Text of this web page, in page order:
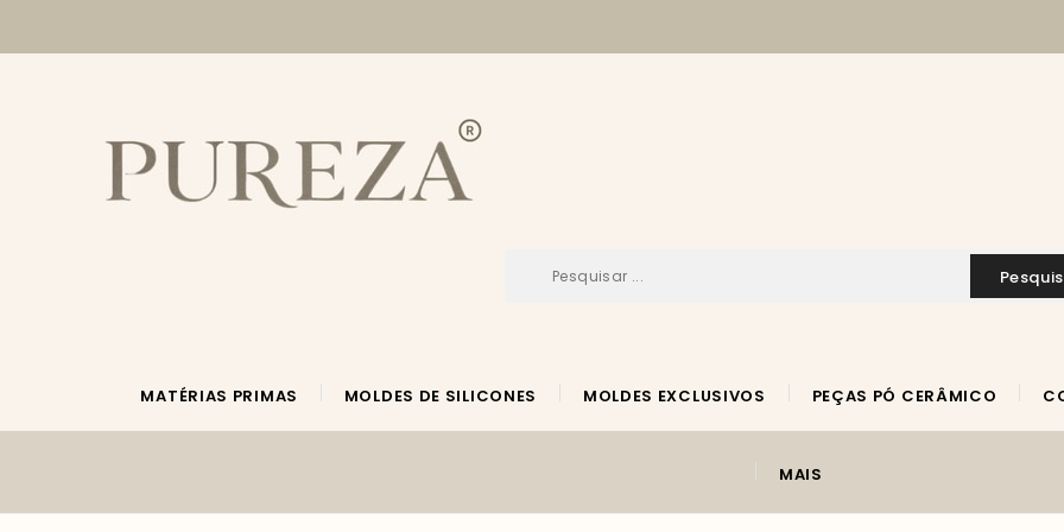
MATÉRIAS PRIMAS MOLDES DE SILICONES MOLDES EXCLUSIVOS PEÇAS PÓ CERÂMICO
MAIS